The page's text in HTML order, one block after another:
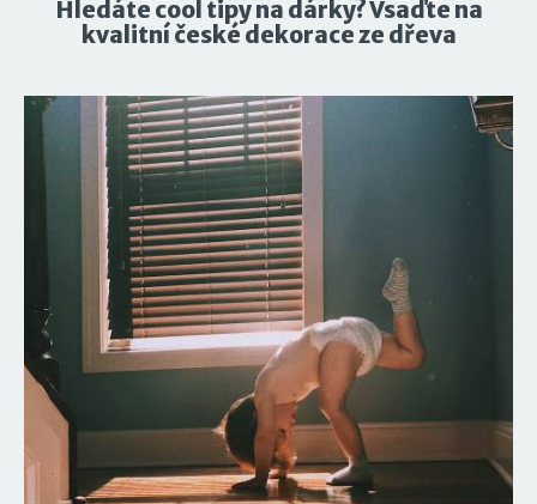
Hledáte cool tipy na dárky? Vsaďte na
kvalitní české dekorace ze dřeva